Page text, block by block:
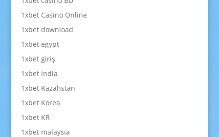
1xbet Casino Online
1xbet download
1xbet egypt
1xbet giriş
1xbet india
1xbet Kazahstan
1xbet Korea
1xbet KR
1xbet malaysia